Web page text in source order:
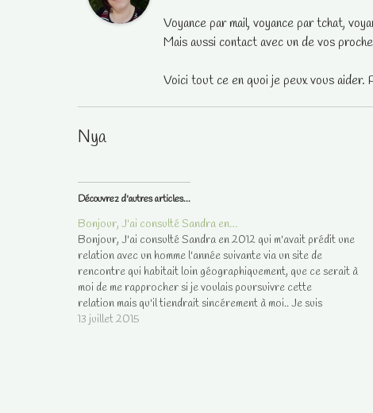
Voyance par mail, voyance par tchat,
Mais aussi contact avec un de vos
Voici tout ce en quoi je peux vous aider.
Nya
Découvrez d'autres articles...
Bonjour, J'ai consulté Sandra en…
Bonjour, J'ai consulté Sandra en 2012 qui m'avait prédit une
relation avec un homme l'année suivante via un site de
rencontre qui habitait loin géographiquement, que ce serait à
moi de me rapprocher si je voulais poursuivre cette
relation mais qu'il tiendrait sincérement à moi.. Je suis
effectivement en couple depuis 2013 avec un homme qui…
13 juillet 2015